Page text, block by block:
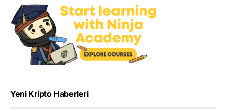
Yeni Kripto Haberleri